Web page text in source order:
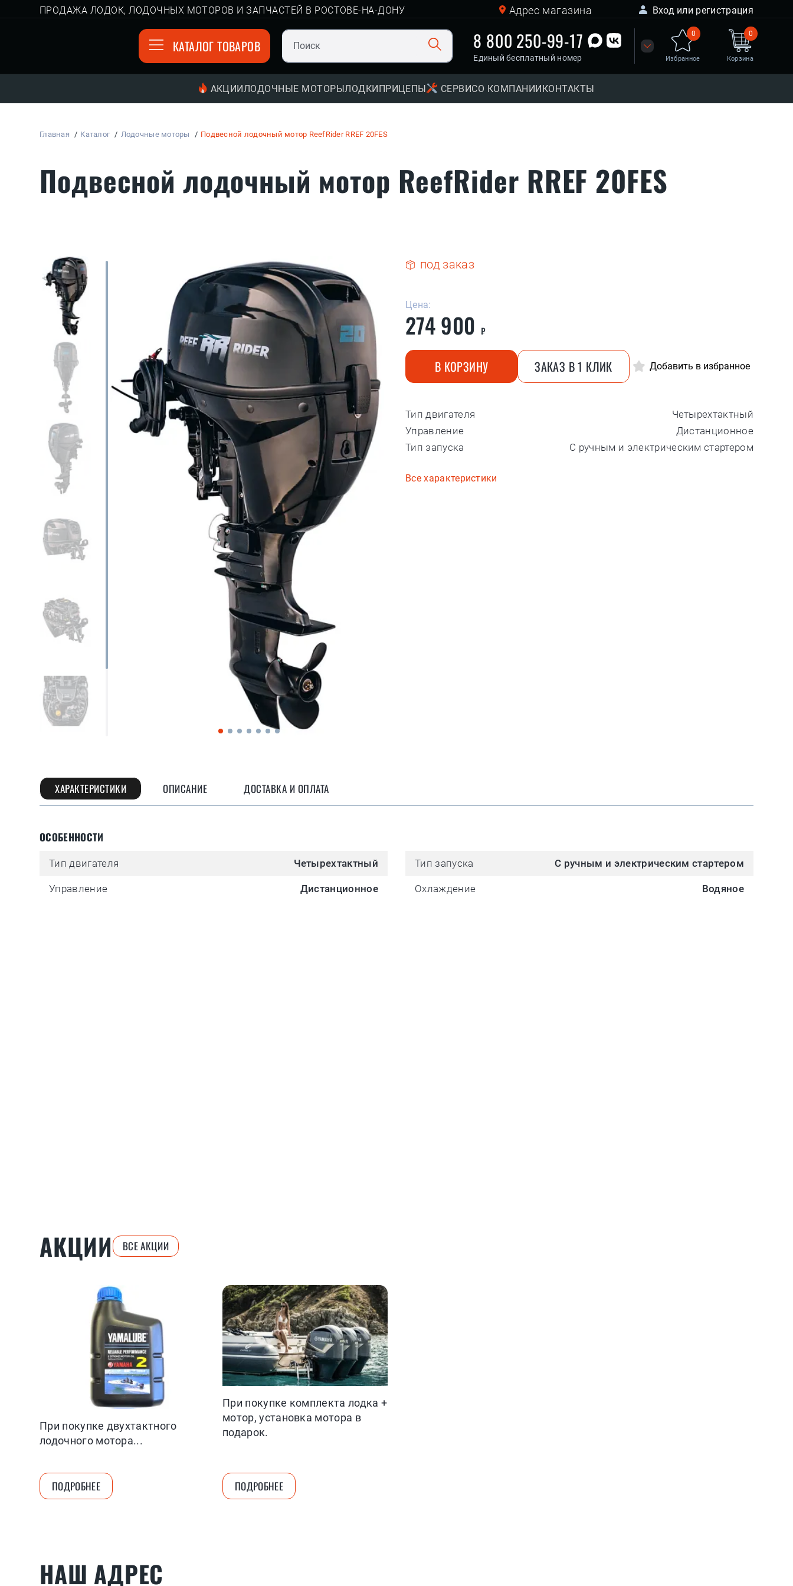
ПРОДАЖА ЛОДОК, ЛОДОЧНЫХ МОТОРОВ И ЗАПЧАСТЕЙ В РОСТОВЕ-НА-ДОНУ Адрес магазина Вход или регистрация
КАТАЛОГ ТОВАРОВ 8 800 250-99-17
Единый бесплатный номер
0
Избранное
0
Корзина
АКЦИИЛОДОЧНЫЕ МОТОРЫЛОДКИПРИЦЕПЫ СЕРВИСО КОМПАНИИКОНТАКТЫ
Главная Каталог Лодочные моторы Подвесной лодочный мотор ReefRider RREF 20FES
Подвесной лодочный мотор ReefRider RREF 20FES
под заказ
Цена:
274 900 ₽
В КОРЗИНУ ЗАКАЗ В 1 КЛИК Добавить в избранное
Тип двигателя
Четырехтактный
Управление
Дистанционное
Тип запуска
С ручным и электрическим стартером
Все характеристики
ХАРАКТЕРИСТИКИ ОПИСАНИЕ ДОСТАВКА И ОПЛАТА
ОСОБЕННОСТИ
Тип двигателя Четырехтактный
Управление Дистанционное
Тип запуска С ручным и электрическим стартером
Охлаждение Водяное
АКЦИИ ВСЕ АКЦИИ
При покупке двухтактного
лодочного мотора...
ПОДРОБНЕЕ
При покупке комплекта лодка +
мотор, установка мотора в
подарок.
ПОДРОБНЕЕ
НАШ АДРЕС